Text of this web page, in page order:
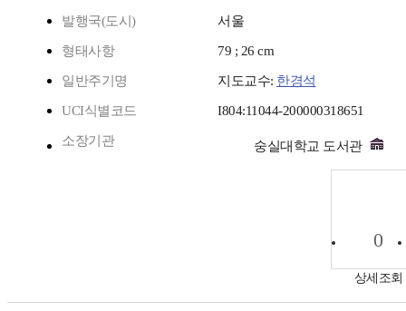
발행국(도시) 서울
형태사항 79 ; 26 cm
일반주기명 지도교수: 한경석
UCI식별코드 I804:11044-200000318651
소장기관 숭실대학교 도서관
0
상세조회